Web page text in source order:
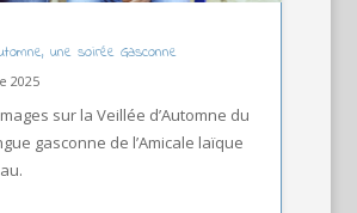
une soirée Gasconne
2025
sur la Veillée d’Automne du
gasconne de l’Amicale laïque